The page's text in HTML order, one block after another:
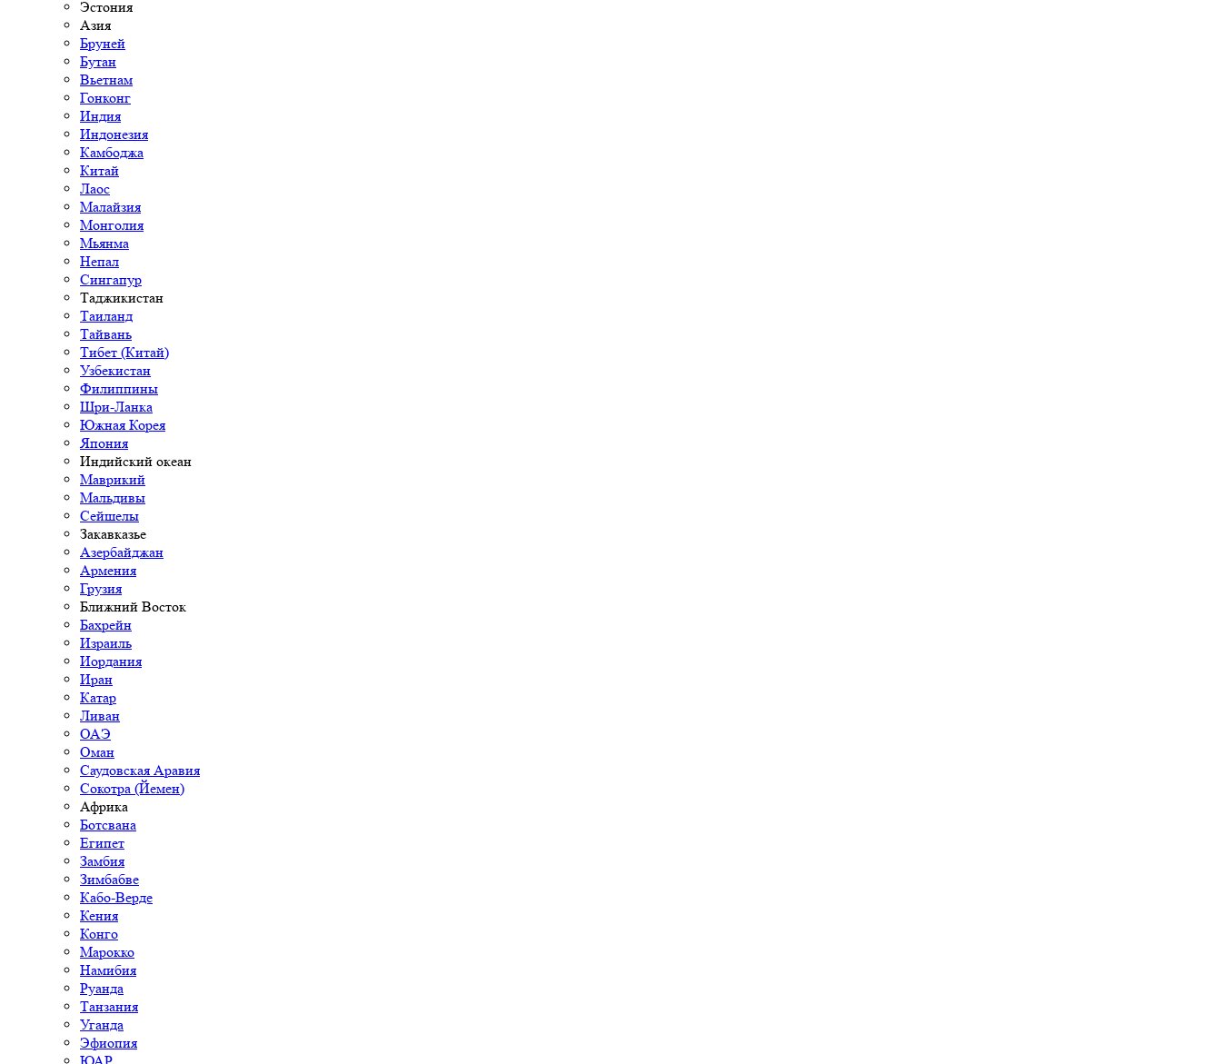
Эстония
Азия
Бруней
Бутан
Вьетнам
Гонконг
Индия
Индонезия
Камбоджа
Китай
Лаос
Малайзия
Монголия
Мьянма
Непал
Сингапур
Таджикистан
Таиланд
Тайвань
Тибет (Китай)
Узбекистан
Филиппины
Шри-Ланка
Южная Корея
Япония
Индийский океан
Маврикий
Мальдивы
Сейшелы
Закавказье
Азербайджан
Армения
Грузия
Ближний Восток
Бахрейн
Израиль
Иордания
Иран
Катар
Ливан
ОАЭ
Оман
Саудовская Аравия
Сокотра (Йемен)
Африка
Ботсвана
Египет
Замбия
Зимбабве
Кабо-Верде
Кения
Конго
Марокко
Намибия
Руанда
Танзания
Уганда
Эфиопия